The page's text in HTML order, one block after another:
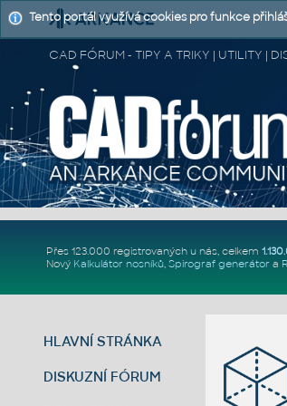
CAD FÓRUM - TIPY A TRIKY | UTILITY |
Přes 123.000 registrovaných u nás, celkem
Nový Kalkulátor nosníků, Spirograf generátor a
HLAVNÍ STRÁNKA
DISKUZNÍ FÓRUM
Tento portál využívá cookies pro funkce